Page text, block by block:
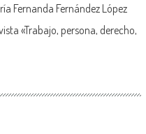
Fernanda Fernández López
«Trabajo, persona, derecho,